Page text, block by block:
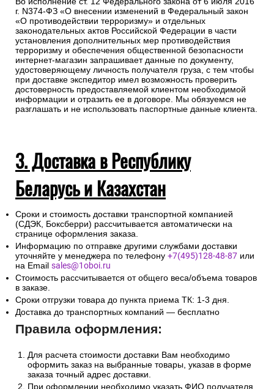
г. N374-ФЗ «О внесении изменений в Федеральный закон
«О противодействии терроризму» и отдельных
законодательных актов Российской Федерации в части
установления дополнительных мер противодействия
терроризму и обеспечения общественной безопасности
интернет-магазин запрашивает данные по документу,
удостоверяющему личность получателя груза, с тем чтобы
при доставке экспедитор имел возможность проверить
достоверность предоставляемой клиентом необходимой
информации и отразить ее в договоре. Мы обязуемся не
разглашать и не использовать паспортные данные клиента.
3. Доставка в Республику
Беларусь и Казахстан
Сроки и стоимость доставки транспортной компанией
(СДЭК, Боксберри) рассчитывается автоматически на
странице оформления заказа.
Информацию по отправке другими службами доставки
уточняйте у менеджера по телефону +7(495)128-48-87 или
на Email sales@1oboi.ru
Стоимость рассчитывается от общего веса/объема товаров
в заказе.
Сроки отгрузки товара до пункта приема ТК: 1-3 дня.
Доставка до транспортных компаний — бесплатно
Правила оформления:
Для расчета стоимости доставки Вам необходимо
оформить заказ на выбранные товары, указав в форме
заказа точный адрес доставки.
При оформлении необходимо указать ФИО получателя